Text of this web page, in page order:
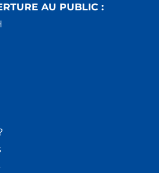
AU PUBLIC :